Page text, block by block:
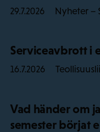
29.7.2026 Nyheter –
Serviceavbrott i
16.7.2026
Vad händer om
semester börjat